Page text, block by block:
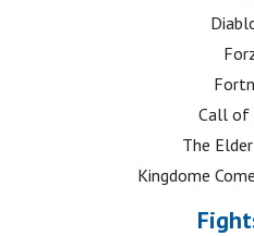
Call of
The
Kingdome